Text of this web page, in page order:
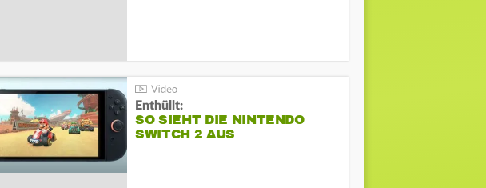
Enthüllt:
SO SIEHT DIE NINTENDO
SWITCH 2 AUS